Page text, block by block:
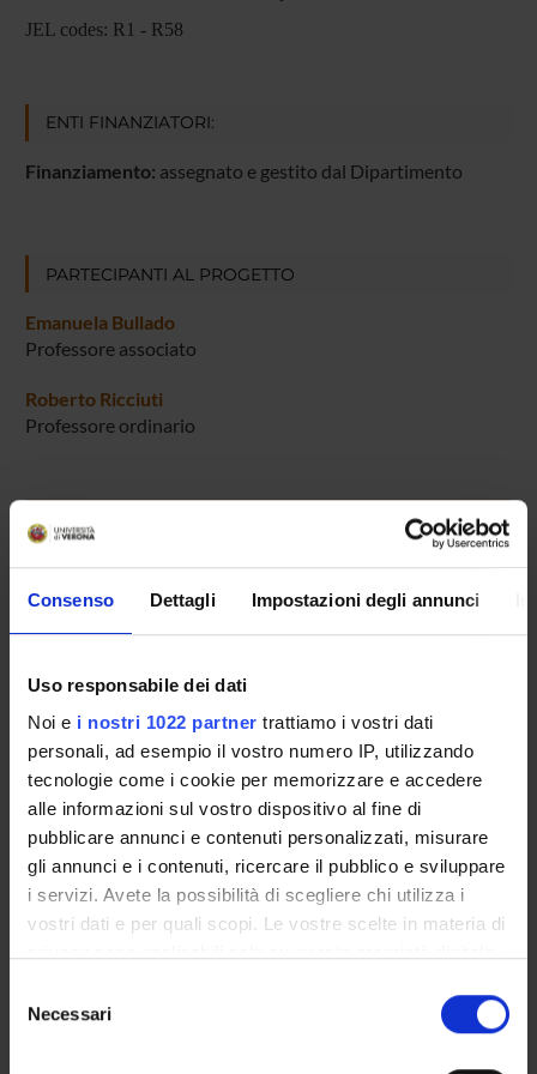
Consenso Dettagli Impostazioni degli annunci
Uso responsabile dei dati
Noi e i nostri 1022 partner trattiamo i vostri dati
personali, ad esempio il vostro numero IP, utilizzando
tecnologie come i cookie per memorizzare e accedere
alle informazioni sul vostro dispositivo al fine di
pubblicare annunci e contenuti personalizzati, misurare
gli annunci e i contenuti, ricercare il pubblico e sviluppare
i servizi. Avete la possibilità di scegliere chi utilizza i
vostri dati e per quali scopi. Le vostre scelte in materia di
modificare o revocare il proprio consenso in qualsiasi
momento dalla Dichiarazione sui cookie o facendo clic
delNecessari
JEL codes: R1 - R58
ENTI FINANZIATORI:
Finanziamento: assegnato e gestito dal Dipartimento
PARTECIPANTI AL PROGETTO
Emanuela Bullado
Professore associato
Roberto Ricciuti
Professore ordinario
AREE DI RICERCA COINVOLTE DAL PROGETTO
Economia dell’ambiente, dell’energia e dello sviluppo
General Regional Economics
Economia dell’ambiente, dell’energia e dello sviluppo
ATTIVITÀ
AREE DI RICERCA
DOTTORATI DI RICERCA
BIBLIOTECHE